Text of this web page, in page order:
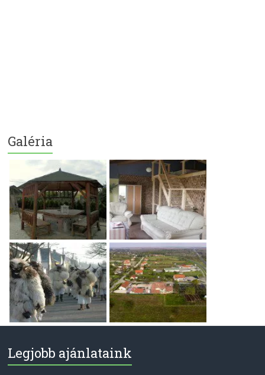
Galéria
Legjobb ajánlataink